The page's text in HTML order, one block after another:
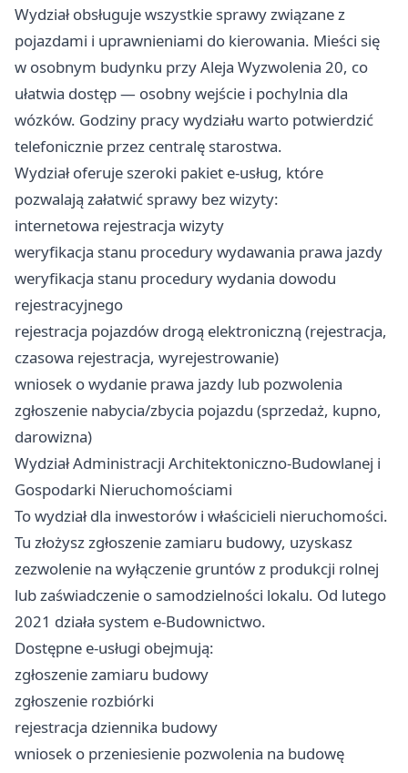
Wydział obsługuje wszystkie sprawy związane z
pojazdami i uprawnieniami do kierowania. Mieści się
w osobnym budynku przy Aleja Wyzwolenia 20, co
ułatwia dostęp — osobny wejście i pochylnia dla
wózków. Godziny pracy wydziału warto potwierdzić
telefonicznie przez centralę starostwa.
Wydział oferuje szeroki pakiet e-usług, które
pozwalają załatwić sprawy bez wizyty:
internetowa rejestracja wizyty
weryfikacja stanu procedury wydawania prawa jazdy
weryfikacja stanu procedury wydania dowodu
rejestracyjnego
rejestracja pojazdów drogą elektroniczną (rejestracja,
czasowa rejestracja, wyrejestrowanie)
wniosek o wydanie prawa jazdy lub pozwolenia
zgłoszenie nabycia/zbycia pojazdu (sprzedaż, kupno,
darowizna)
Wydział Administracji Architektoniczno-Budowlanej i
Gospodarki Nieruchomościami
To wydział dla inwestorów i właścicieli nieruchomości.
Tu złożysz zgłoszenie zamiaru budowy, uzyskasz
zezwolenie na wyłączenie gruntów z produkcji rolnej
lub zaświadczenie o samodzielności lokalu. Od lutego
2021 działa system e-Budownictwo.
Dostępne e-usługi obejmują:
zgłoszenie zamiaru budowy
zgłoszenie rozbiórki
rejestracja dziennika budowy
wniosek o przeniesienie pozwolenia na budowę